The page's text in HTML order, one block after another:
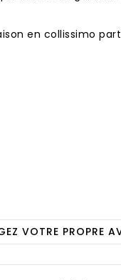
en collissimo
VOTRE PROPRE